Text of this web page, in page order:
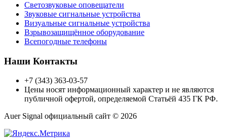
Светозвуковые оповещатели
Звуковые сигнальные устройства
Визуальные сигнальные устройства
Взрывозащищённое оборудование
Всепогодные телефоны
Наши Контакты
+7 (343) 363-03-57
Цены носят информационный характер и не являются
публичной офертой, определяемой Статьёй 435 ГК РФ.
Auer Signal официальный сайт © 2026